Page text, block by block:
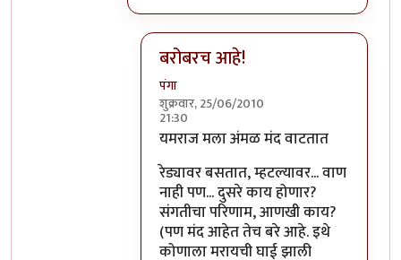
बरोबरच आहे!
पंगा
शुक्रवार, 25/06/2010
21:30
In reply toयु सेड इटbyटारझन
यमराज मला अंमळ मंद वाटतात
रेड्यावर बसतात, म्हटल्यावर... वाण
नाही पण... दुसरे काय होणार?
संगतीचा परिणाम, आणखी काय?
(पण मंद आहेत तेच बरे आहे. इथे
कोणाला मरायची घाई झाली